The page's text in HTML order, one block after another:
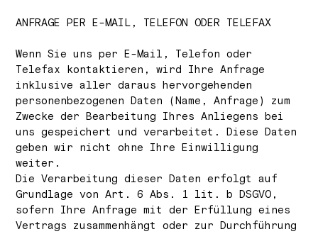
ANFRAGE PER E-MAIL, TELEFON ODER TELEFAX
Wenn Sie uns per E-Mail, Telefon oder
Telefax kontaktieren, wird Ihre Anfrage
inklusive aller daraus hervorgehenden
personenbezogenen Daten (Name, Anfrage) zum
Zwecke der Bearbeitung Ihres Anliegens bei
uns gespeichert und verarbeitet. Diese Daten
geben wir nicht ohne Ihre Einwilligung
weiter.
Die Verarbeitung dieser Daten erfolgt auf
Grundlage von Art. 6 Abs. 1 lit. b DSGVO,
sofern Ihre Anfrage mit der Erfüllung eines
Vertrags zusammenhängt oder zur Durchführung